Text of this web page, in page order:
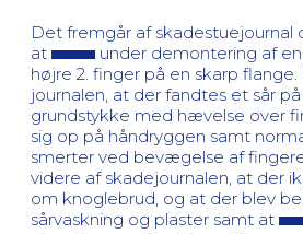
Det fremgår af skadestuejournal
at
under demontering af
højre 2. finger på en skarp
journalen, at der fandtes et sår
grundstykke med hævelse over
sig op på håndryggen samt
smerter ved bevægelse af
videre af skadejournalen, at der
om knoglebrud, og at der blev
sårvaskning og plaster samt at